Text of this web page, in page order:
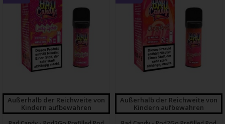
Außerhalb der Reichweite von
Kindern aufbewahren
Außerhalb der Reichweite von
Kindern aufbewahren